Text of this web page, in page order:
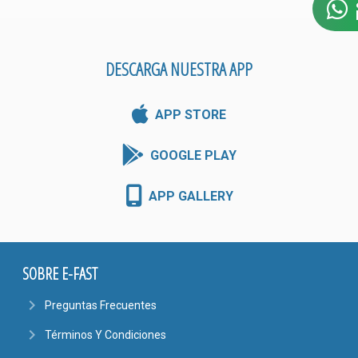
DESCARGA NUESTRA APP
APP STORE
GOOGLE PLAY
APP GALLERY
SOBRE E-FAST
navigate_next Preguntas Frecuentes
navigate_next Términos Y Condiciones